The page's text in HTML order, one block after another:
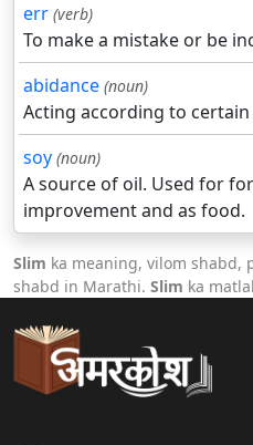
err (verb)
To make a mistake or be
abidance (noun)
Acting according to
soy (noun)
A source of oil. Used for
improvement and as food.
Slim ka meaning, vilom shabd,
shabd in Marathi. Slim ka